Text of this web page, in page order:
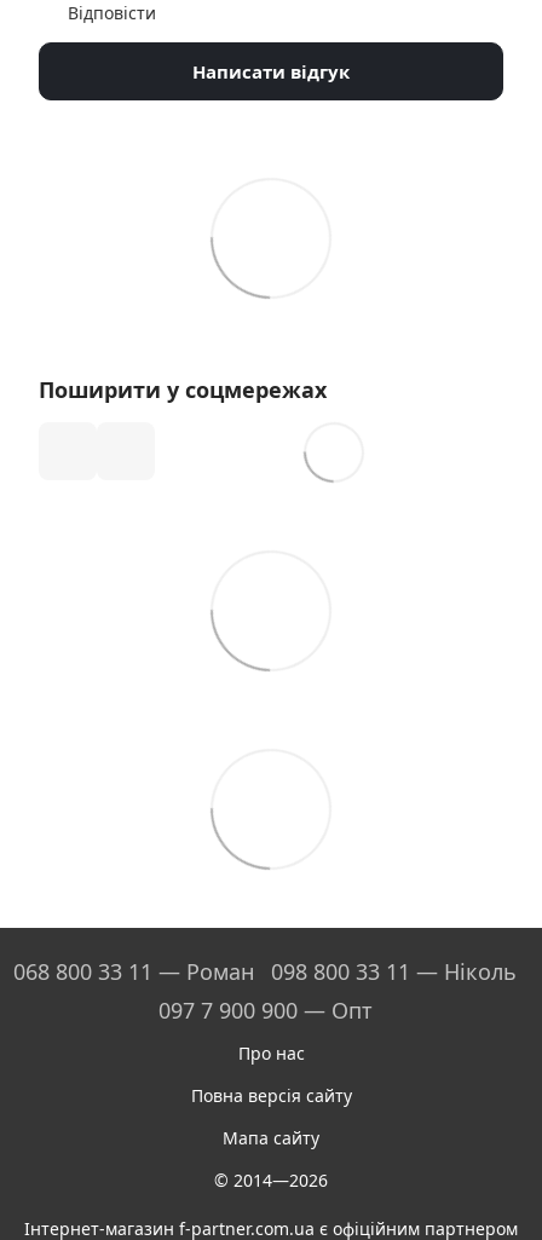
Відповісти
Написати відгук
Поширити у соцмережах
068 800 33 11 — Роман
098 800 33 11 — Ніколь
097 7 900 900 — Опт
Про нас
Повна версія сайту
Мапа сайту
© 2014—2026
Інтернет-магазин f-partner.com.ua є офіційним партнером